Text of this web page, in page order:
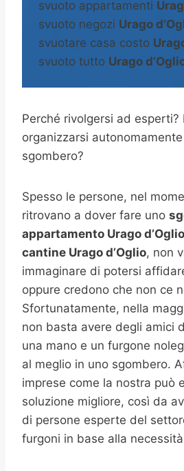
svuoto appartamenti
svuoto negozi Urago
svuotare casa costo
svuoto tutto Urago
Perché rivolgersi ad esperti?
organizzarsi
sgombero?
Spesso le persone, nel
ritrovano a dover fare uno
appartamento Urago d’Oglio
cantine Urago d’Oglio, non
immaginare di potersi
oppure credono che non ce
Sfortunatamente, nella
non basta avere degli amici
una mano e un furgone
al meglio in uno sgombero.
imprese come la nostra può
soluzione migliore, così da
di persone esperte del
furgoni in base alla